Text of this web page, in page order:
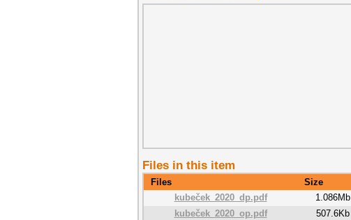
Files in this item
Files Size
kubeček_2020_dp.pdf
1.086Mb
kubeček_2020_op.pdf
507.6Kb